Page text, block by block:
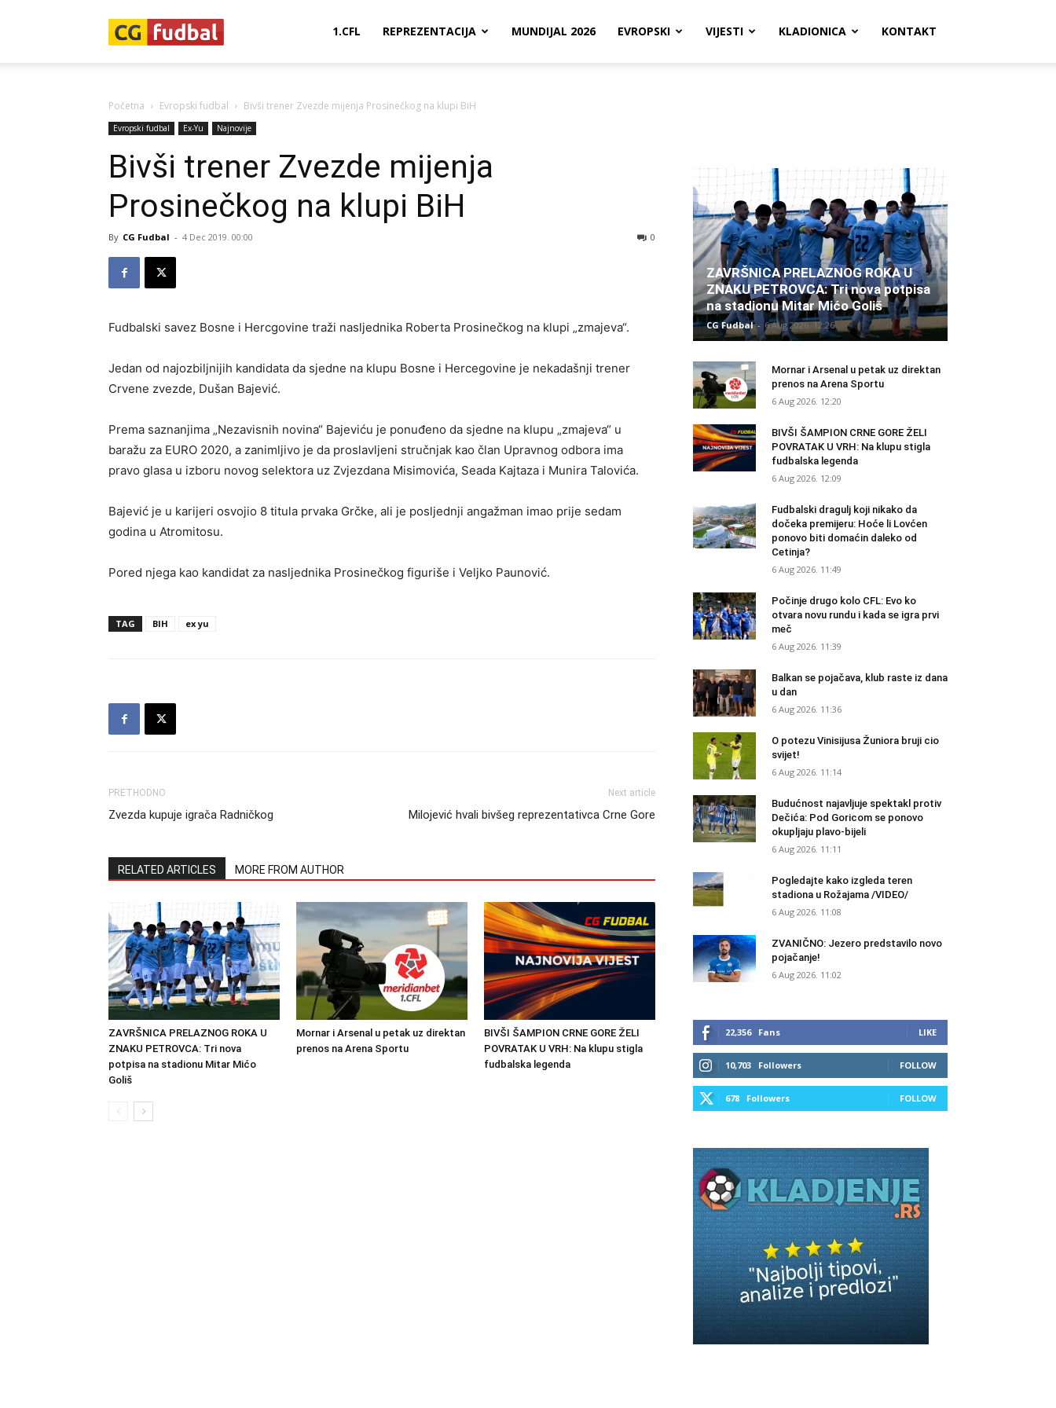
1.CFL REPREZENTACIJA MUNDIJAL 2026 EVROPSKI VIJESTI KLADIONICA KONTAKT
Početna Evropski fudbal Bivši trener Zvezde mijenja Prosinečkog na klupi BiH
Evropski fudbal Ex-Yu Najnovije
Bivši trener Zvezde mijenja
Prosinečkog na klupi BiH
By CG Fudbal - 4 Dec 2019. 00:00 0
Fudbalski savez Bosne i Hercgovine traži nasljednika Roberta Prosinečkog na klupi „zmajeva“.
Jedan od najozbiljnijih kandidata da sjedne na klupu Bosne i Hercegovine je nekadašnji trener
Crvene zvezde, Dušan Bajević.
Prema saznanjima „Nezavisnih novina“ Bajeviću je ponuđeno da sjedne na klupu „zmajeva“ u
baražu za EURO 2020, a zanimljivo je da proslavljeni stručnjak kao član Upravnog odbora ima
pravo glasa u izboru novog selektora uz Zvjezdana Misimovića, Seada Kajtaza i Munira Talovića.
Bajević je u karijeri osvojio 8 titula prvaka Grčke, ali je posljednji angažman imao prije sedam
godina u Atromitosu.
Pored njega kao kandidat za nasljednika Prosinečkog figuriše i Veljko Paunović.
TAG BIH ex yu
PRETHODNO
Zvezda kupuje igrača Radničkog
Next article
Milojević hvali bivšeg reprezentativca Crne Gore
RELATED ARTICLES MORE FROM AUTHOR
ZAVRŠNICA PRELAZNOG ROKA U
ZNAKU PETROVCA: Tri nova
potpisa na stadionu Mitar Mićo
Goliš
Mornar i Arsenal u petak uz direktan
prenos na Arena Sportu
BIVŠI ŠAMPION CRNE GORE ŽELI
POVRATAK U VRH: Na klupu stigla
fudbalska legenda
ZAVRŠNICA PRELAZNOG ROKA U
ZNAKU PETROVCA: Tri nova potpisa
na stadionu Mitar Mićo Goliš
CG Fudbal - 6 Aug 2026. 12:26
Mornar i Arsenal u petak uz direktan
prenos na Arena Sportu
6 Aug 2026. 12:20
BIVŠI ŠAMPION CRNE GORE ŽELI
POVRATAK U VRH: Na klupu stigla
fudbalska legenda
6 Aug 2026. 12:09
Fudbalski dragulj koji nikako da
dočeka premijeru: Hoće li Lovćen
ponovo biti domaćin daleko od
Cetinja?
6 Aug 2026. 11:49
Počinje drugo kolo CFL: Evo ko
otvara novu rundu i kada se igra prvi
meč
6 Aug 2026. 11:39
Balkan se pojačava, klub raste iz dana
u dan
6 Aug 2026. 11:36
O potezu Vinisijusa Žuniora bruji cio
svijet!
6 Aug 2026. 11:14
Budućnost najavljuje spektakl protiv
Dečića: Pod Goricom se ponovo
okupljaju plavo-bijeli
6 Aug 2026. 11:11
Pogledajte kako izgleda teren
stadiona u Rožajama /VIDEO/
6 Aug 2026. 11:08
ZVANIČNO: Jezero predstavilo novo
pojačanje!
6 Aug 2026. 11:02
22,356 Fans LIKE
10,703 Followers FOLLOW
678 Followers FOLLOW